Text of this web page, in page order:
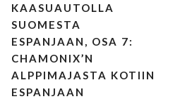
KAASUAUTOLLA
SUOMESTA
ESPANJAAN, OSA 7:
CHAMONIX’N
ALPPIMAJASTA KOTIIN
ESPANJAAN